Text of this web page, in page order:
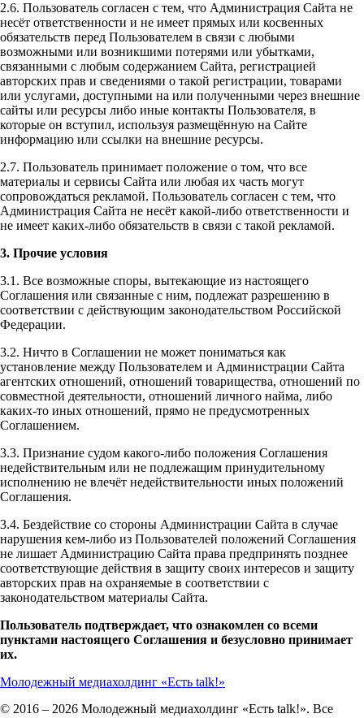
2.6. Пользователь согласен с тем, что Администрация Сайта не
несёт ответственности и не имеет прямых или косвенных
обязательств перед Пользователем в связи с любыми
возможными или возникшими потерями или убытками,
связанными с любым содержанием Сайта, регистрацией
авторских прав и сведениями о такой регистрации, товарами
или услугами, доступными на или полученными через внешние
сайты или ресурсы либо иные контакты Пользователя, в
которые он вступил, используя размещённую на Сайте
информацию или ссылки на внешние ресурсы.
2.7. Пользователь принимает положение о том, что все
материалы и сервисы Сайта или любая их часть могут
сопровождаться рекламой. Пользователь согласен с тем, что
Администрация Сайта не несёт какой-либо ответственности и
не имеет каких-либо обязательств в связи с такой рекламой.
3. Прочие условия
3.1. Все возможные споры, вытекающие из настоящего
Соглашения или связанные с ним, подлежат разрешению в
соответствии с действующим законодательством Российской
Федерации.
3.2. Ничто в Соглашении не может пониматься как
установление между Пользователем и Администрации Сайта
агентских отношений, отношений товарищества, отношений по
совместной деятельности, отношений личного найма, либо
каких-то иных отношений, прямо не предусмотренных
Соглашением.
3.3. Признание судом какого-либо положения Соглашения
недействительным или не подлежащим принудительному
исполнению не влечёт недействительности иных положений
Соглашения.
3.4. Бездействие со стороны Администрации Сайта в случае
нарушения кем-либо из Пользователей положений Соглашения
не лишает Администрацию Сайта права предпринять позднее
соответствующие действия в защиту своих интересов и защиту
авторских прав на охраняемые в соответствии с
законодательством материалы Сайта.
Пользователь подтверждает, что ознакомлен со всеми
пунктами настоящего Соглашения и безусловно принимает
их.
Молодежный медиахолдинг «Есть talk!»
© 2016 – 2026 Молодежный медиахолдинг «Есть talk!». Все